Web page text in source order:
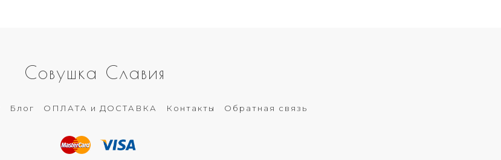
Совушка Славия
Блог ОПЛАТА и ДОСТАВКА Контакты Обратная связь